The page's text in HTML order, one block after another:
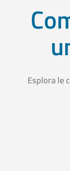
Esplora le